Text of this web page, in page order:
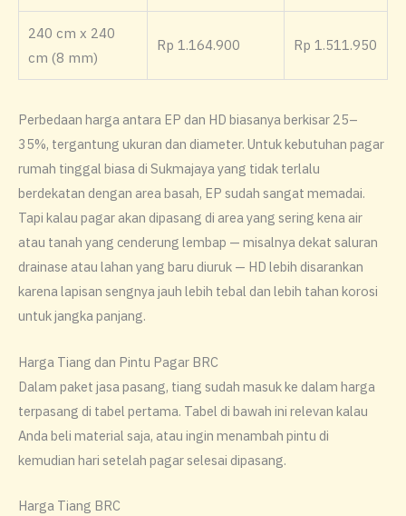
240 cm x 240
cm (8 mm)
Rp 1.164.900 Rp 1.511.950
Perbedaan harga antara EP dan HD biasanya berkisar 25–
35%, tergantung ukuran dan diameter. Untuk kebutuhan pagar
rumah tinggal biasa di Sukmajaya yang tidak terlalu
berdekatan dengan area basah, EP sudah sangat memadai.
Tapi kalau pagar akan dipasang di area yang sering kena air
atau tanah yang cenderung lembap — misalnya dekat saluran
drainase atau lahan yang baru diuruk — HD lebih disarankan
karena lapisan sengnya jauh lebih tebal dan lebih tahan korosi
untuk jangka panjang.
Harga Tiang dan Pintu Pagar BRC
Dalam paket jasa pasang, tiang sudah masuk ke dalam harga
terpasang di tabel pertama. Tabel di bawah ini relevan kalau
Anda beli material saja, atau ingin menambah pintu di
kemudian hari setelah pagar selesai dipasang.
Harga Tiang BRC